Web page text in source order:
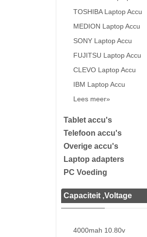
TOSHIBA Laptop Accu
MEDION Laptop Accu
SONY Laptop Accu
FUJITSU Laptop Accu
CLEVO Laptop Accu
IBM Laptop Accu
Lees meer»
Tablet accu's
Telefoon accu's
Overige accu's
Laptop adapters
PC Voeding
Capaciteit ,Voltage
4000mah 10.80v